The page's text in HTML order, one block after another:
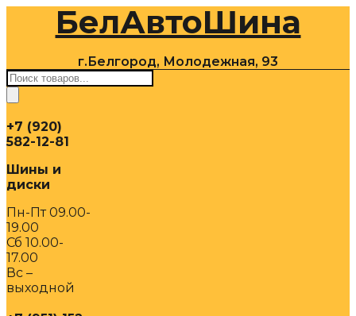
содержимомуБелАвтоШина
г.Белгород, Молодежная, 93
Поиск
товаров
+7 (920)
582-12-81
Шины и
диски
Пн-Пт 09.00-
19.00
Сб 10.00-
17.00
Вс –
выходной